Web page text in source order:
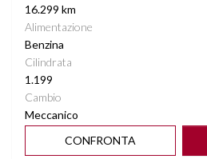
16.299 km
Alimentazione
Benzina
Cilindrata
1.199
Cambio
Meccanico
CONFRONTA